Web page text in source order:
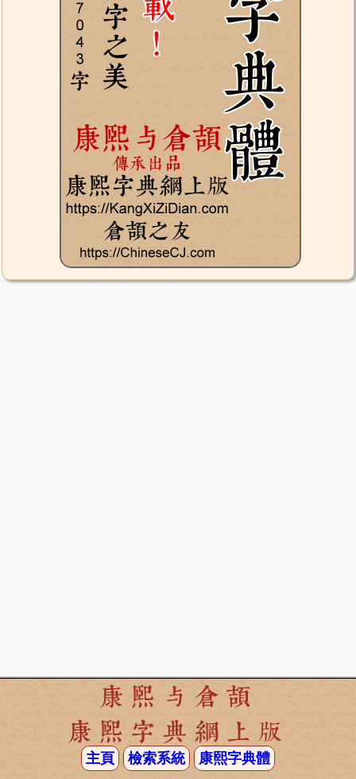
康熙与倉頡
康熙字典網上版
主頁 檢索系統 康熙字典體